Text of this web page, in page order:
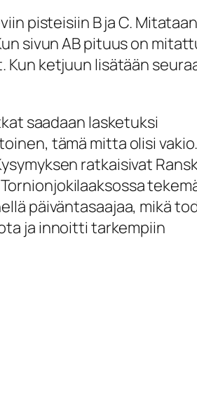
pisteisiin B ja C.
sivun AB pituus on
Kun ketjuun lisätään
saadaan lasketuksi
tämä mitta olisi
ratkaisivat
Tornionjokilaaksossa
päiväntasaajaa, mikä
ja innoitti tarkempiin